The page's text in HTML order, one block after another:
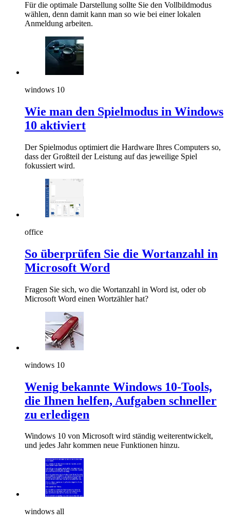
Für die optimale Darstellung sollte Sie den Vollbildmodus
wählen, denn damit kann man so wie bei einer lokalen
Anmeldung arbeiten.
windows 10
Wie man den Spielmodus in Windows
10 aktiviert
Der Spielmodus optimiert die Hardware Ihres Computers so,
dass der Großteil der Leistung auf das jeweilige Spiel
fokussiert wird.
office
So überprüfen Sie die Wortanzahl in
Microsoft Word
Fragen Sie sich, wo die Wortanzahl in Word ist, oder ob
Microsoft Word einen Wortzähler hat?
windows 10
Wenig bekannte Windows 10-Tools,
die Ihnen helfen, Aufgaben schneller
zu erledigen
Windows 10 von Microsoft wird ständig weiterentwickelt,
und jedes Jahr kommen neue Funktionen hinzu.
windows all